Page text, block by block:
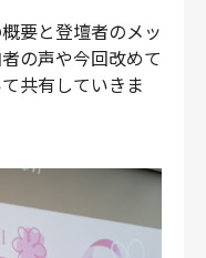
要と登壇者のメッ
の声や今回改めて
共有していきま